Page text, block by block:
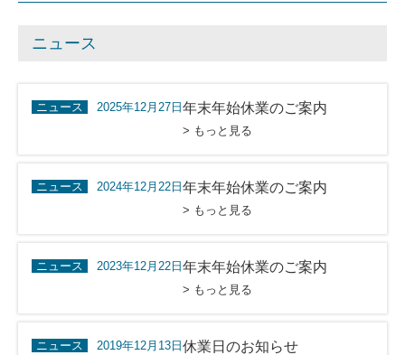
ニュース
ニュース 2025年12月27日 年末年始休業のご案内
> もっと見る
ニュース 2024年12月22日 年末年始休業のご案内
> もっと見る
ニュース 2023年12月22日 年末年始休業のご案内
> もっと見る
ニュース 2019年12月13日 休業日のお知らせ